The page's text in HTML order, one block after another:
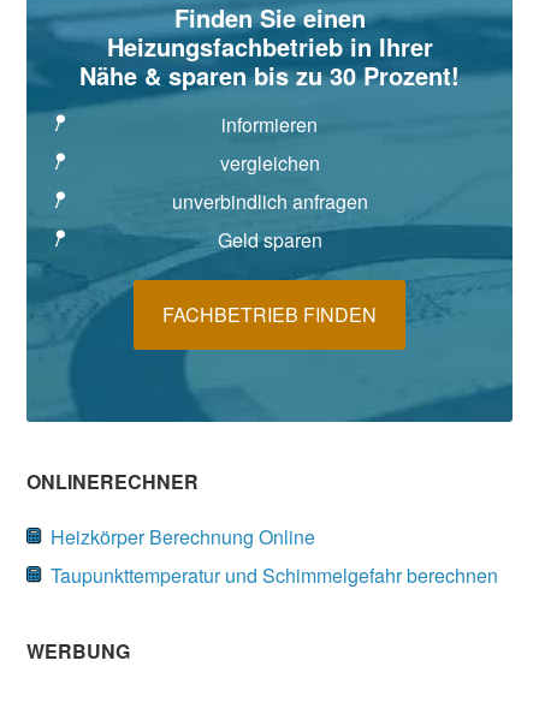
Finden Sie einen
Heizungsfachbetrieb in Ihrer
Nähe & sparen bis zu 30 Prozent!
informieren
vergleichen
unverbindlich anfragen
Geld sparen
FACHBETRIEB FINDEN
ONLINERECHNER
Heizkörper Berechnung Online
Taupunkttemperatur und Schimmelgefahr berechnen
WERBUNG